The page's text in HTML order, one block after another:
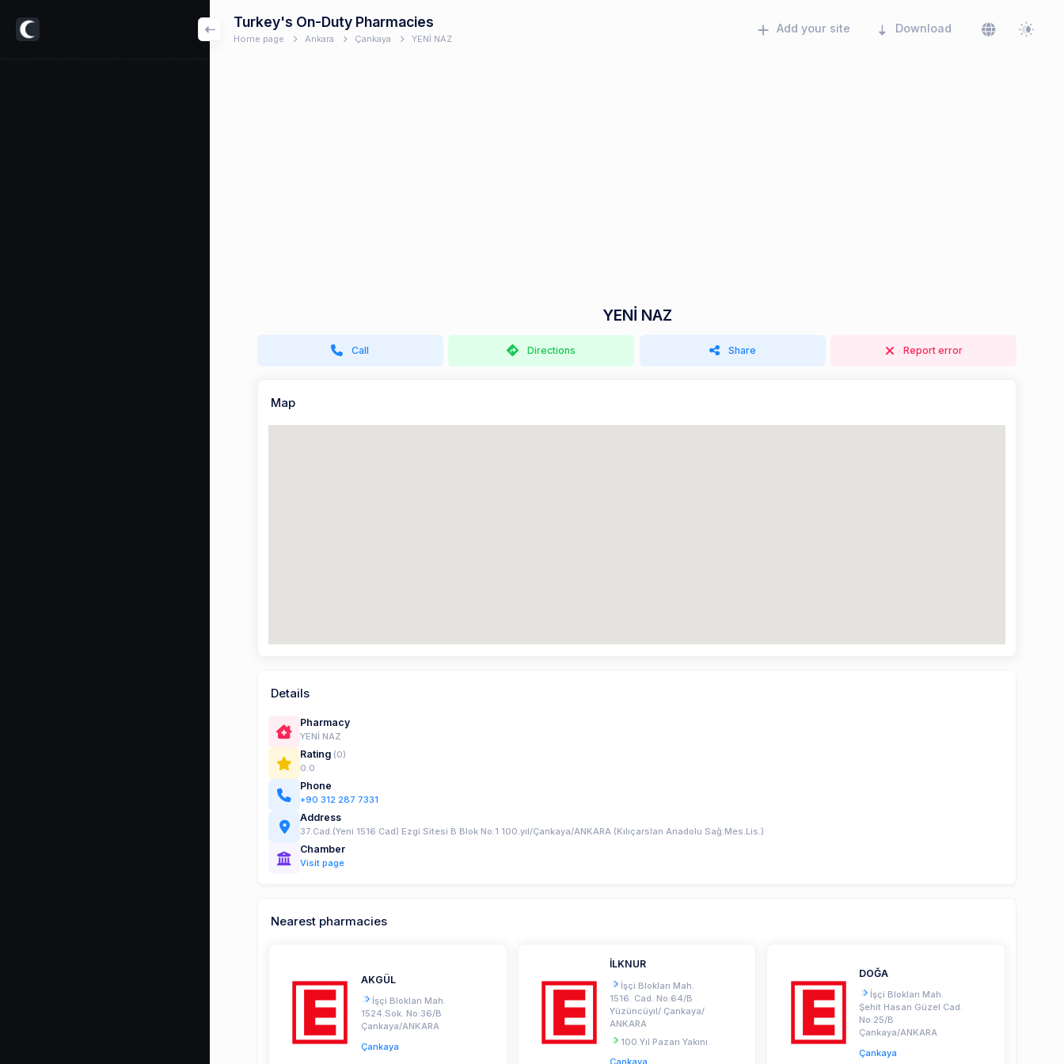
Turkey's On-Duty Pharmacies
Home page Ankara Çankaya YENİ NAZ
Add your site Download
YENİ NAZ
Call Directions Share Report error
Map
Details
Pharmacy
YENİ NAZ
Rating (0)
0.0
Phone
+90 312 287 7331
Address
37.Cad.(Yeni 1516 Cad) Ezgi Sitesi B Blok No:1 100.yıl/Çankaya/ANKARA (Kılıçarslan Anadolu Sağ.Mes.Lis.)
Chamber
Visit page
Nearest pharmacies
AKGÜL
İşçi Blokları Mah.
1524.Sok. No:36/B
Çankaya/ANKARA
Çankaya
İLKNUR
İşçi Blokları Mah.
1516. Cad. No:64/B
Yüzüncüyıl/ Çankaya/
ANKARA
100.Yıl Pazarı Yakını
DOĞA
İşçi Blokları Mah.
Şehit Hasan Güzel Cad.
No:25/B
Çankaya/ANKARA
Çankaya